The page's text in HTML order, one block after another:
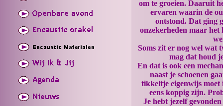
om te groeien. Daaruit
ervaren waarin de
ontstond. Dat ging
onzekerheden maar het
Soms zit er nog wel wat
mag dat houd
En dat is ook een
naast je schoenen
tikkeltje eigenwijs moet
eens koppig zijn.
Je hebt jezelf